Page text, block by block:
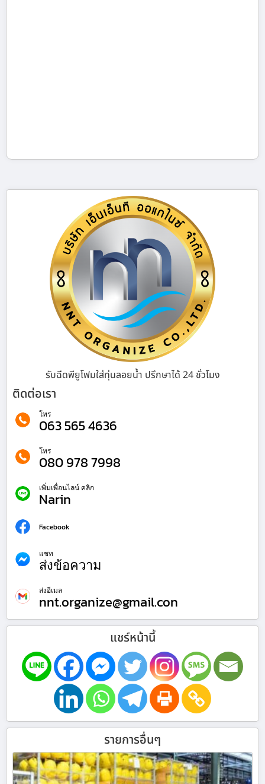
รับฉีดพียูโฟมใส่ทุ่นลอยน้ำ ปรึกษาได้ 24 ชั่วโมง
ติดต่อเรา
โทร
063 565 4636
โทร
080 978 7998
เพิ่มเพื่อนไลน์ คลิก
Narin
Facebook
แชท
ส่งข้อความ
ส่งอีเมล
nnt.organize@gmail.con
แชร์หน้านี้
รายการอื่นๆ